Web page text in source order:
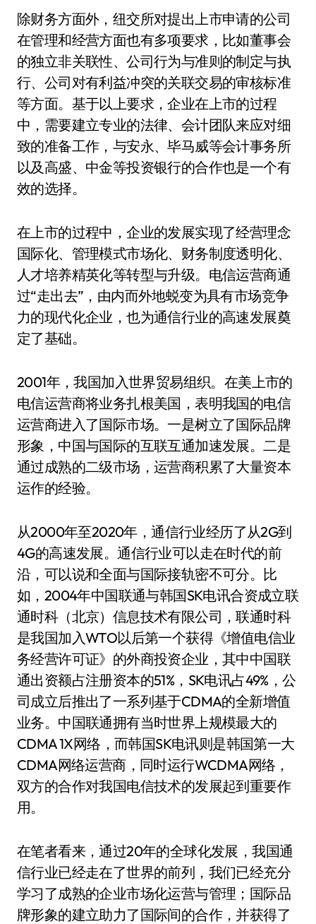
除财务方面外，纽交所对提出上市申请的公司
在管理和经营方面也有多项要求，比如董事会
的独立非关联性、公司行为与准则的制定与执
行、公司对有利益冲突的关联交易的审核标准
等方面。基于以上要求，企业在上市的过程
中，需要建立专业的法律、会计团队来应对细
致的准备工作，与安永、毕马威等会计事务所
以及高盛、中金等投资银行的合作也是一个有
效的选择。
在上市的过程中，企业的发展实现了经营理念
国际化、管理模式市场化、财务制度透明化、
人才培养精英化等转型与升级。电信运营商通
过“走出去”，由内而外地蜕变为具有市场竞争
力的现代化企业，也为通信行业的高速发展奠
定了基础。
2001年，我国加入世界贸易组织。在美上市的
电信运营商将业务扎根美国，表明我国的电信
运营商进入了国际市场。一是树立了国际品牌
形象，中国与国际的互联互通加速发展。二是
通过成熟的二级市场，运营商积累了大量资本
运作的经验。
从2000年至2020年，通信行业经历了从2G到
4G的高速发展。通信行业可以走在时代的前
沿，可以说和全面与国际接轨密不可分。比
如，2004年中国联通与韩国SK电讯合资成立联
通时科（北京）信息技术有限公司，联通时科
是我国加入WTO以后第一个获得《增值电信业
务经营许可证》的外商投资企业，其中中国联
通出资额占注册资本的51%，SK电讯占49%，公
司成立后推出了一系列基于CDMA的全新增值
业务。中国联通拥有当时世界上规模最大的
CDMA 1X网络，而韩国SK电讯则是韩国第一大
CDMA网络运营商，同时运行WCDMA网络，
双方的合作对我国电信技术的发展起到重要作
用。
在笔者看来，通过20年的全球化发展，我国通
信行业已经走在了世界的前列，我们已经充分
学习了成熟的企业市场化运营与管理；国际品
牌形象的建立助力了国际间的合作，并获得了